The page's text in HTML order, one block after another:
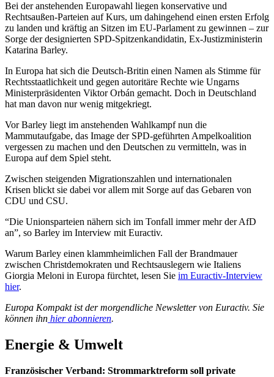
Bei der anstehenden Europawahl liegen konservative und
Rechtsaußen-Parteien auf Kurs, um dahingehend einen ersten Erfolg
zu landen und kräftig an Sitzen im EU-Parlament zu gewinnen – zur
Sorge der designierten SPD-Spitzenkandidatin, Ex-Justizministerin
Katarina Barley.
In Europa hat sich die Deutsch-Britin einen Namen als Stimme für
Rechtsstaatlichkeit und gegen autoritäre Rechte wie Ungarns
Ministerpräsidenten Viktor Orbán gemacht. Doch in Deutschland
hat man davon nur wenig mitgekriegt.
Vor Barley liegt im anstehenden Wahlkampf nun die
Mammutaufgabe, das Image der SPD-geführten Ampelkoalition
vergessen zu machen und den Deutschen zu vermitteln, was in
Europa auf dem Spiel steht.
Zwischen steigenden Migrationszahlen und internationalen
Krisen blickt sie dabei vor allem mit Sorge auf das Gebaren von
CDU und CSU.
“Die Unionsparteien nähern sich im Tonfall immer mehr der AfD
an”, so Barley im Interview mit Euractiv.
Warum Barley einen klammheimlichen Fall der Brandmauer
zwischen Christdemokraten und Rechtsauslegern wie Italiens
Giorgia Meloni in Europa fürchtet, lesen Sie im Euractiv-Interview
hier.
Europa Kompakt ist der morgendliche Newsletter von Euractiv. Sie
können ihn hier abonnieren.
Energie & Umwelt
Französischer Verband: Strommarktreform soll private